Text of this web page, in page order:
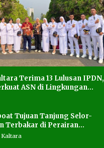
Terima 13 Lulusan IPDN,
ASN di Lingkungan
Tujuan Tanjung Selor-
Terbakar di Perairan
Kaltara